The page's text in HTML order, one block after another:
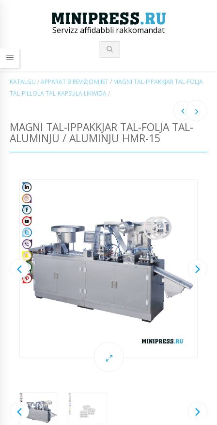
Servizz affidabbli rakkomandat
KATALGU /APPARAT B'REVIŻJONIJIET/ MAGNI TAL-IPPAKKJAR TAL-FOLJA
TAL-PILLOLA TAL-KAPSULA LIKWIDA/
MAGNI TAL-IPPAKKJAR TAL-FOLJA TAL-
ALUMINJU / ALUMINJU HMR-15